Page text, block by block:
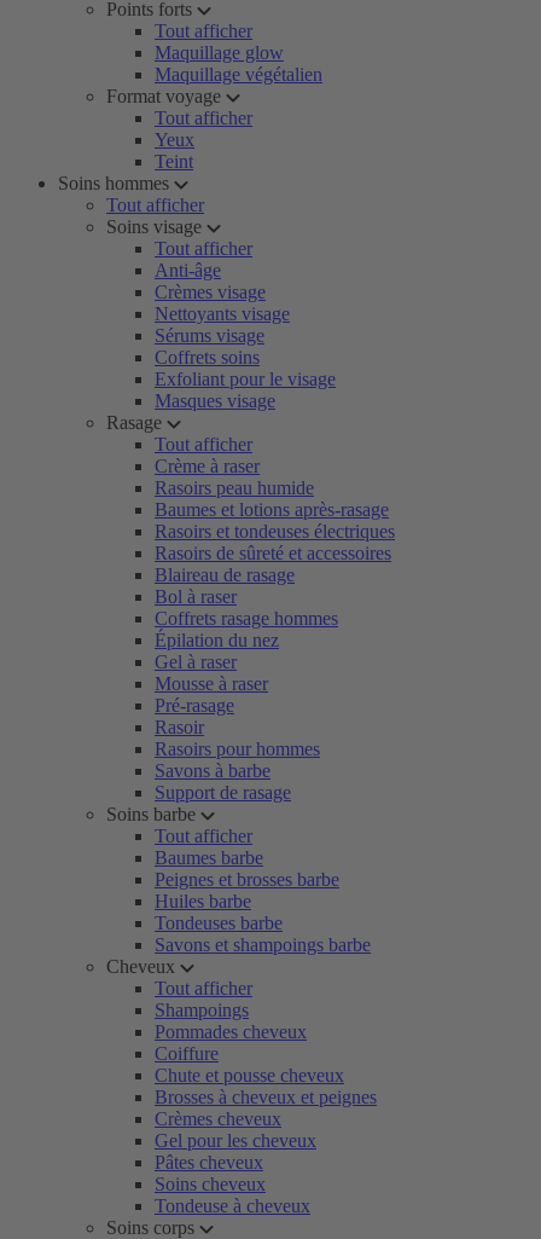
Points forts
Tout afficher
Maquillage glow
Maquillage végétalien
Format voyage
Tout afficher
Yeux
Teint
Soins hommes
Tout afficher
Soins visage
Tout afficher
Anti-âge
Crèmes visage
Nettoyants visage
Sérums visage
Coffrets soins
Exfoliant pour le visage
Masques visage
Rasage
Tout afficher
Crème à raser
Rasoirs peau humide
Baumes et lotions après-rasage
Rasoirs et tondeuses électriques
Rasoirs de sûreté et accessoires
Blaireau de rasage
Bol à raser
Coffrets rasage hommes
Épilation du nez
Gel à raser
Mousse à raser
Pré-rasage
Rasoir
Rasoirs pour hommes
Savons à barbe
Support de rasage
Soins barbe
Tout afficher
Baumes barbe
Peignes et brosses barbe
Huiles barbe
Tondeuses barbe
Savons et shampoings barbe
Cheveux
Tout afficher
Shampoings
Pommades cheveux
Coiffure
Chute et pousse cheveux
Brosses à cheveux et peignes
Crèmes cheveux
Gel pour les cheveux
Pâtes cheveux
Soins cheveux
Tondeuse à cheveux
Soins corps